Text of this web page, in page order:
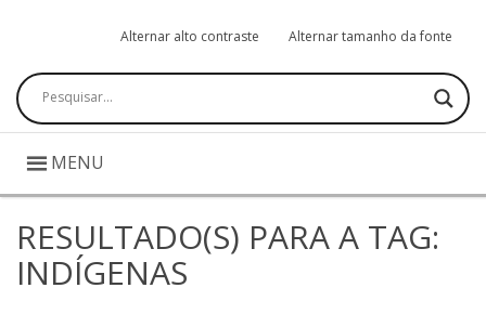
Alternar alto contraste Alternar tamanho da fonte
Pesquisar
MENU
RESULTADO(S) PARA A TAG:
INDÍGENAS